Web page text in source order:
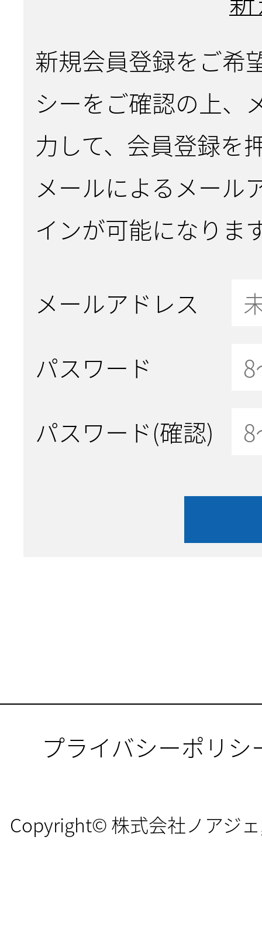
新規会員登録をご希
シーをご確認の上、
力して、会員登録を
メールによるメール
インが可能になりま
メールアドレス
パスワード
パスワード(確認)
プライバシーポリシ
Copyright© 株式会社ノアジ